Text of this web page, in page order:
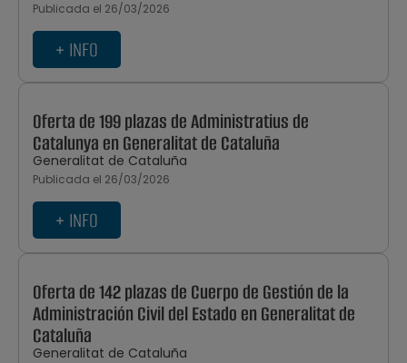
Publicada el 26/03/2026
+ INFO
Oferta de 199 plazas de Administratius de
Catalunya en Generalitat de Cataluña
Generalitat de Cataluña
Publicada el 26/03/2026
+ INFO
Oferta de 142 plazas de Cuerpo de Gestión de la
Administración Civil del Estado en Generalitat de
Cataluña
Generalitat de Cataluña